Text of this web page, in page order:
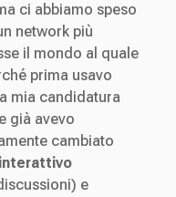
ci abbiamo speso
network più
il mondo al quale
prima usavo
mia candidatura
già avevo
cambiato
interattivo
e